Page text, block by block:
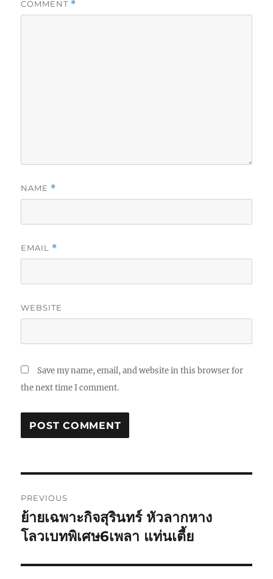
COMMENT *
NAME *
EMAIL *
WEBSITE
Save my name, email, and website in this browser for
the next time I comment.
navigation
PREVIOUS
Previous
post:
ย้ายเฉพาะกิจสุรินทร์ หัวลากหาง
โลวเบทพิเศษ6เพลา แท่นเตี้ย